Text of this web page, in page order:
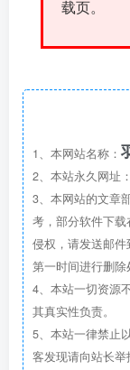
载页。
1、本网站名称：
2、本站永久网址：
3、本网站的文章
考，部分软件下
侵权，请发送邮件
第一时间进行删除
4、本站一切资源
其真实性负责。
5、本站一律禁止
客发现请向站长举